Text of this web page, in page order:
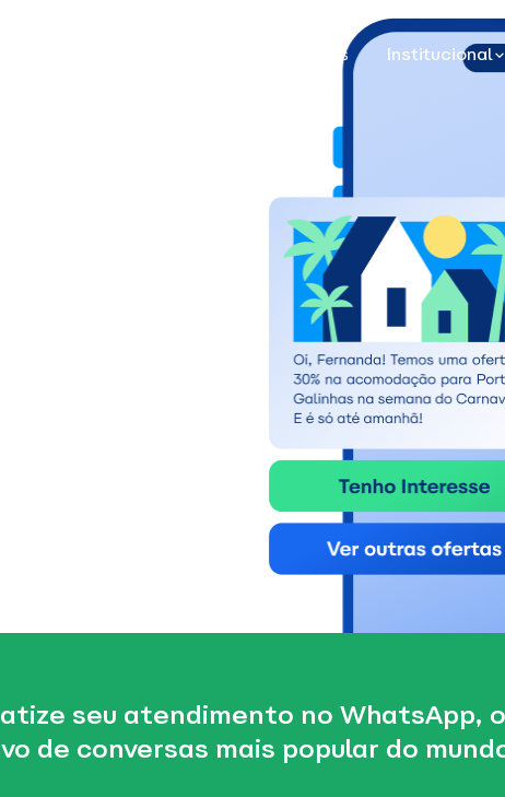
Parcerias Institucional
IA para WhatsApp.
Otimize seu tempo e conquiste resultados incríveis.
seu atendimento no WhatsApp, o
de conversas mais popular do